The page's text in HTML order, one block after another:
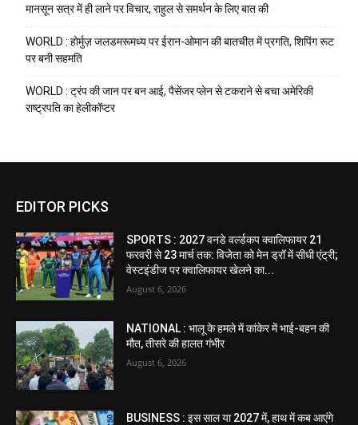
मानसून सत्र में ही लाने पर विचार, राहुल से समर्थन के लिए बात की
WORLD : होर्मुज़ जलडमरूमध्य पर ईरान-ओमान की बातचीत में प्रगति, शिपिंग रूट
पर बनी सहमति
WORLD : ट्रंप की जान पर बन आई, पैसेंजर प्लेन से टकराने से बचा अमेरिकी
राष्ट्रपति का हेलीकॉप्टर
EDITOR PICKS
SPORTS : 2027 वनडे वर्ल्डकप क्वालिफायर 21
फरवरी से 23 मार्च तक: विजेता को मेन ड्रॉ में सीधी एंट्री;
वेस्टइंडीज पर क्वालिफायर खेलने का...
August 6, 2026
NATIONAL : भालू के हमले में कांकेर में भाई-बहन की
मौत, तीसरे की हालत गंभीर
August 6, 2026
BUSINESS : इस साल या 2027 में, हाथ में कब आएंगे